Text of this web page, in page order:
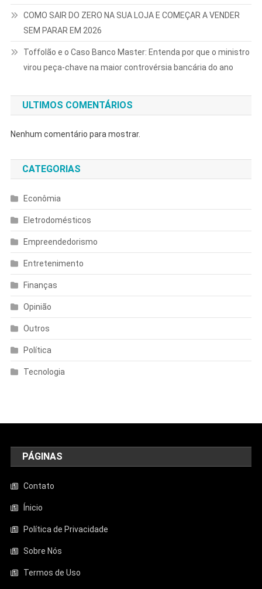
COMO SAIR DO ZERO NA SUA LOJA E COMEÇAR A VENDER
SEM PARAR EM 2026
Toffolão e o Caso Banco Master: Entenda por que o ministro
virou peça-chave na maior controvérsia bancária do ano
ULTIMOS COMENTÁRIOS
Nenhum comentário para mostrar.
CATEGORIAS
Econômia
Eletrodomésticos
Empreendedorismo
Entretenimento
Finanças
Opinião
Outros
Política
Tecnologia
PÁGINAS
Contato
Ínicio
Política de Privacidade
Sobre Nós
Termos de Uso